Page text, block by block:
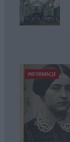
INFORMACJE